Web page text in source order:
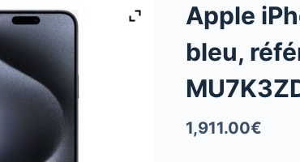
Apple
bleu,
1,911.00€